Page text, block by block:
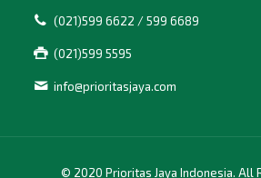
(021)599 6622 / 599 6689
(021)599 5595
info@prioritasjaya.com
© 2020 Prioritas Jaya Indonesia. All